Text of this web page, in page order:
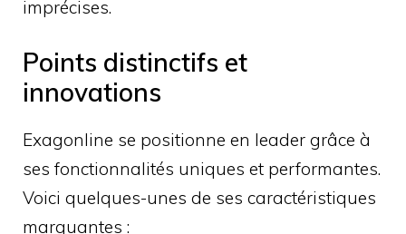
imprécises.
Points distinctifs et
innovations
Exagonline se positionne en leader grâce à
ses fonctionnalités uniques et performantes.
Voici quelques-unes de ses caractéristiques
marquantes :